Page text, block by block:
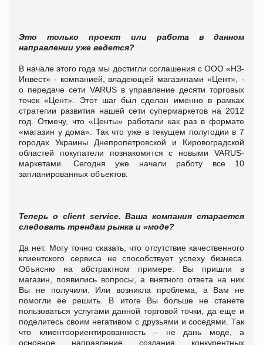
Это только проект или работа в данном
направлении уже ведется?
В начале этого года мы достигли соглашения с ООО «НЗ-
Инвест» - компанией, владеющей магазинами «Цент», -
о передаче сети VARUS в управление десяти торговых
точек «Цент». Этот шаг был сделан именно в рамках
стратегии развития нашей сети супермаркетов на 2012
год.
Отмечу, что «Центы» работали как раз в формате
«магазин у дома». Так что уже в текущем полугодии в 7
городах Украины Днепропетровской и Кировоградской
областей покупатели познакомятся с новыми VARUS-
маркетами. Сегодня уже начали работу все 10
запланированных объектов.
Теперь о client service. Ваша компания старается
следовать трендам рынка и «моде?
Да нет. Могу точно сказать, что отсутствие качественного
клиентского сервиса не способствует успеху бизнеса.
Объясню на абстрактном примере: Вы пришли в
магазин, появились вопросы, а внятного ответа на них
Вы не получили. Или возникла проблема, а Вам не
помогли ее решить. В итоге Вы больше не станете
пользоваться услугами данной торговой точки, да еще и
поделитесь своим негативом с друзьями и соседями. Так
что клиентоориентированность – не дань моде, а
основное направление создания конкурентных